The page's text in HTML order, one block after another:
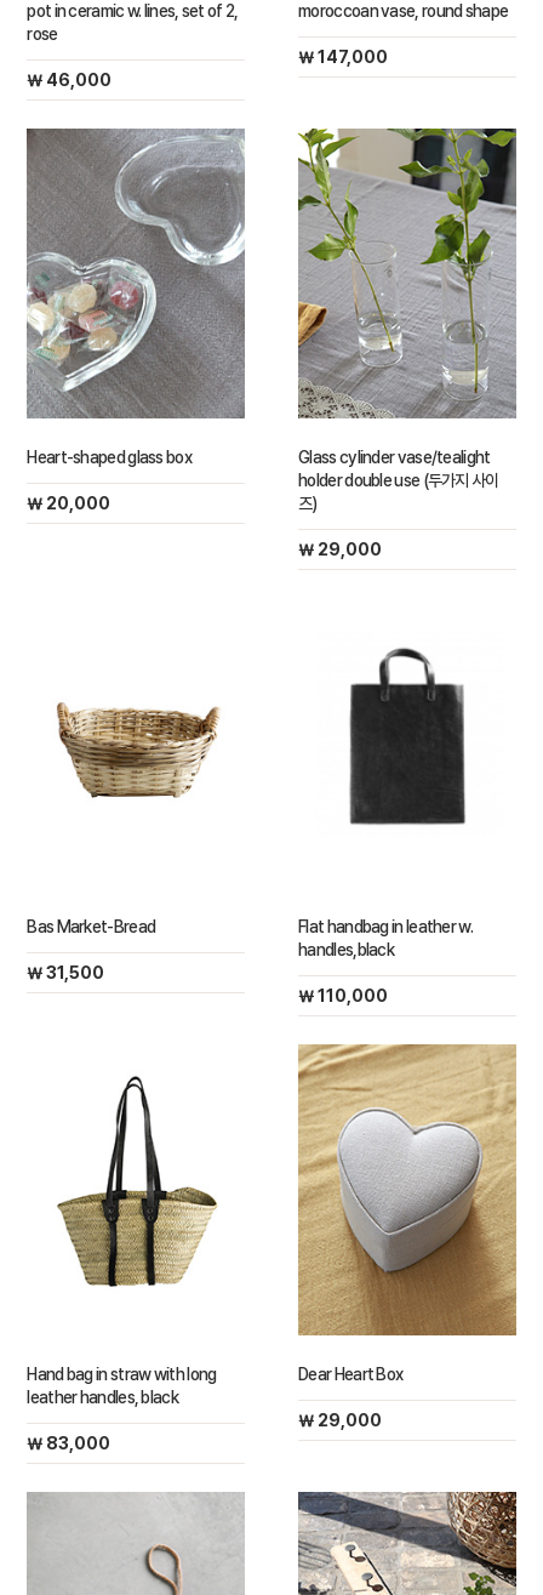
pot in ceramic w. lines, set of 2,
rose
￦ 46,000
moroccoan vase, round shape
￦ 147,000
Heart-shaped glass box
￦ 20,000
Glass cylinder vase/tealight
holder double use (두가지 사이
즈)
￦ 29,000
Bas Market-Bread
￦ 31,500
Flat handbag in leather w.
handles,black
￦ 110,000
Hand bag in straw with long
leather handles, black
￦ 83,000
Dear Heart Box
￦ 29,000